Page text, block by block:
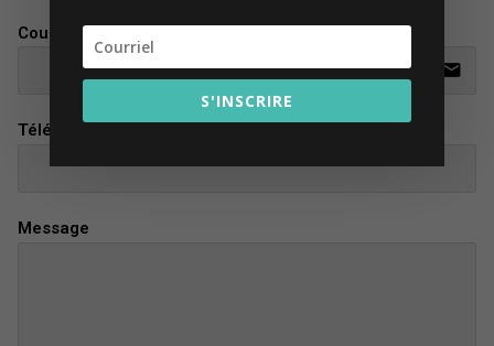
Courriel
email
Téléphone
Message
S'INSCRIRE